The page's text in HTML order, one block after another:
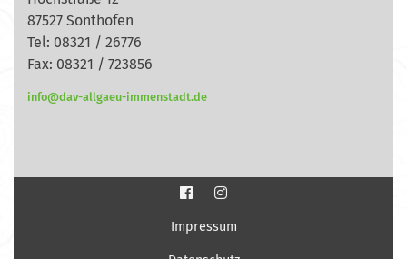
87527 Sonthofen
Tel: 08321 / 26776
Fax: 08321 / 723856
info@dav-allgaeu-immenstadt.de
Impressum